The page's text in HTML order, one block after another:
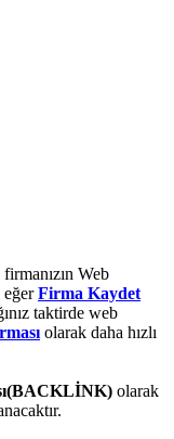
Web
eğerFirma Kaydet
taktirde web
olarak daha hızlı
olarak